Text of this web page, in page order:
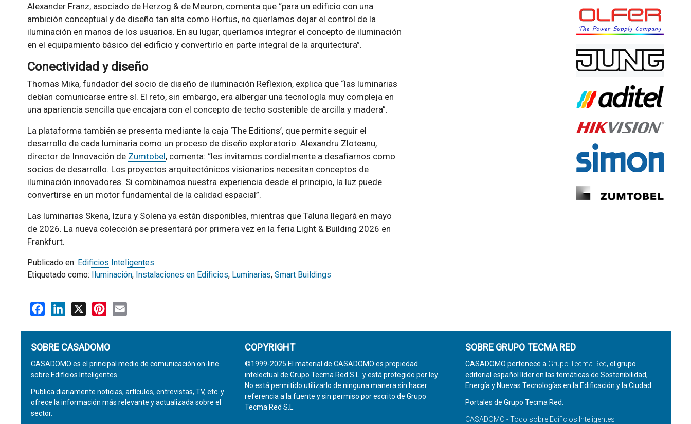
Alexander Franz, asociado de Herzog & de Meuron, comenta que “para un edificio con una
ambición conceptual y de diseño tan alta como Hortus, no queríamos dejar el control de la
iluminación en manos de los usuarios. En su lugar, queríamos integrar el concepto de iluminación
en el equipamiento básico del edificio y convertirlo en parte integral de la arquitectura”.
Conectividad y diseño
Thomas Mika, fundador del socio de diseño de iluminación Reflexion, explica que “las luminarias
debían comunicarse entre sí. El reto, sin embargo, era albergar una tecnología muy compleja en
una apariencia sencilla que encajara con el concepto de techo sostenible de arcilla y madera”.
La plataforma también se presenta mediante la caja ‘The Editions’, que permite seguir el
desarrollo de cada luminaria como un proceso de diseño exploratorio. Alexandru Zloteanu,
director de Innovación de Zumtobel, comenta: “les invitamos cordialmente a desafiarnos como
socios de desarrollo. Los proyectos arquitectónicos visionarios necesitan conceptos de
iluminación innovadores. Si combinamos nuestra experiencia desde el principio, la luz puede
convertirse en un motor fundamental de la calidad espacial”.
Las luminarias Skena, Izura y Solena ya están disponibles, mientras que Taluna llegará en mayo
de 2026. La nueva colección se presentará por primera vez en la feria Light & Building 2026 en
Frankfurt.
Publicado en: Edificios Inteligentes
Etiquetado como: Iluminación, Instalaciones en Edificios, Luminarias, Smart Buildings
FacebookLinkedIn
X PinterestEmail
SOBRE CASADOMO
CASADOMO es el principal medio de comunicación on-line
sobre Edificios Inteligentes.
Publica diariamente noticias, artículos, entrevistas, TV, etc. y
ofrece la información más relevante y actualizada sobre el
sector.
COPYRIGHT
©1999-2025 El material de CASADOMO es propiedad
intelectual de Grupo Tecma Red S.L. y está protegido por ley.
No está permitido utilizarlo de ninguna manera sin hacer
referencia a la fuente y sin permiso por escrito de Grupo
Tecma Red S.L.
SOBRE GRUPO TECMA RED
CASADOMO pertenece a Grupo Tecma Red, el grupo
editorial español líder en las temáticas de Sostenibilidad,
Energía y Nuevas Tecnologías en la Edificación y la Ciudad.
Portales de Grupo Tecma Red:
CASADOMO - Todo sobre Edificios Inteligentes